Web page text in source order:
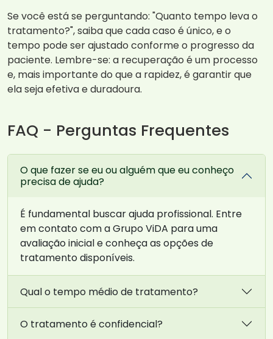
Se você está se perguntando: "Quanto tempo leva o
tratamento?", saiba que cada caso é único, e o
tempo pode ser ajustado conforme o progresso da
paciente. Lembre-se: a recuperação é um processo
e, mais importante do que a rapidez, é garantir que
ela seja efetiva e duradoura.
FAQ - Perguntas Frequentes
O que fazer se eu ou alguém que eu conheço
precisa de ajuda?
É fundamental buscar ajuda profissional. Entre
em contato com a Grupo ViDA para uma
avaliação inicial e conheça as opções de
tratamento disponíveis.
Qual o tempo médio de tratamento?
O tratamento é confidencial?